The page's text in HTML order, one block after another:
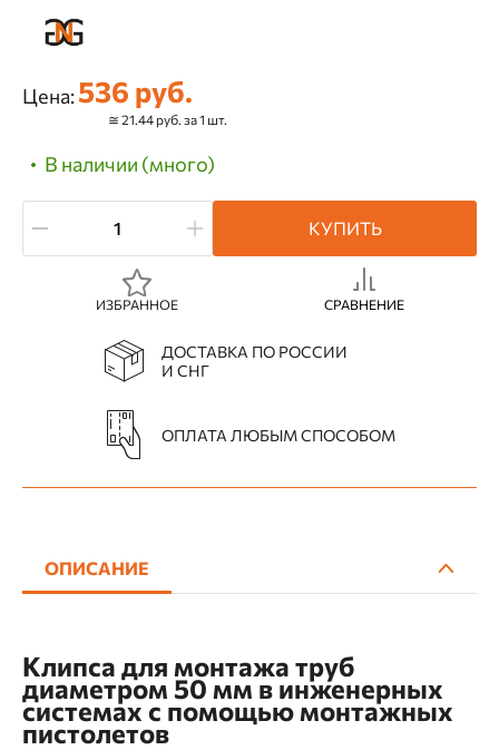
В наличии (много)
Цена:536 руб.
≅ 21.44 руб. за 1 шт.
КУПИТЬ
ИЗБРАННОЕ СРАВНЕНИЕ
ДОСТАВКА ПО РОССИИ
И СНГ
ОПЛАТА ЛЮБЫМ СПОСОБОМ
ОПИСАНИЕ
Клипса для монтажа труб
диаметром 50 мм в инженерных
системах с помощью монтажных
пистолетов